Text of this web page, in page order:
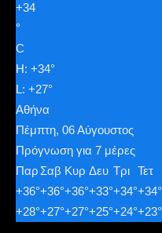
+34
°
C
H: +34°
L: +27°
Αθήνα
Πέμπτη, 06 Αύγουστος
Πρόγνωση για 7 μέρες
Παρ Σαβ Κυρ Δευ Τρι Τετ
+36°+36°+36°+33°+34°+34°
+28°+27°+27°+25°+24°+23°